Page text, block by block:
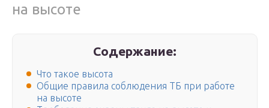
на высоте
Содержание:
Что такое высота
Общие правила соблюдения ТБ при работе
на высоте